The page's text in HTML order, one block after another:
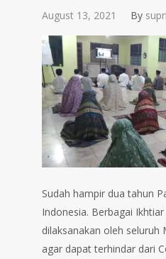
August 13, 2021 By
Sudah hampir dua tahun
Indonesia. Berbagai
dilaksanakan oleh seluruh
agar dapat terhindar dari